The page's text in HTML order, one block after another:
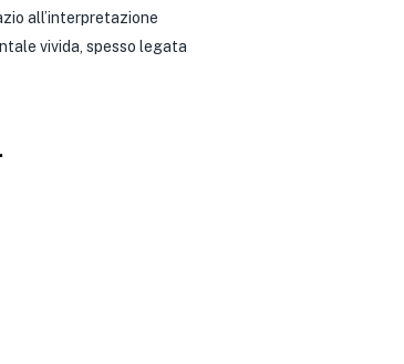
all’interpretazione
vivida, spesso legata